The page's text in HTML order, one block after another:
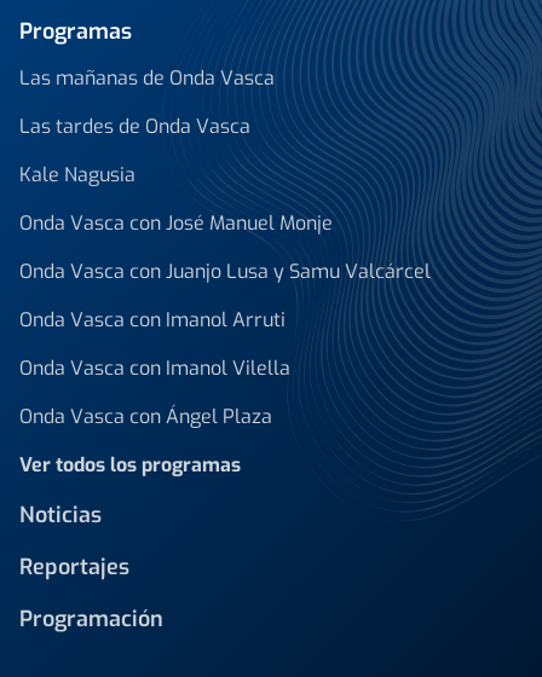
Programas
Las mañanas de Onda Vasca
Las tardes de Onda Vasca
Kale Nagusia
Onda Vasca con José Manuel Monje
Onda Vasca con Juanjo Lusa y Samu Valcárcel
Onda Vasca con Imanol Arruti
Onda Vasca con Imanol Vilella
Onda Vasca con Ángel Plaza
Ver todos los programas
Noticias
Reportajes
Programación